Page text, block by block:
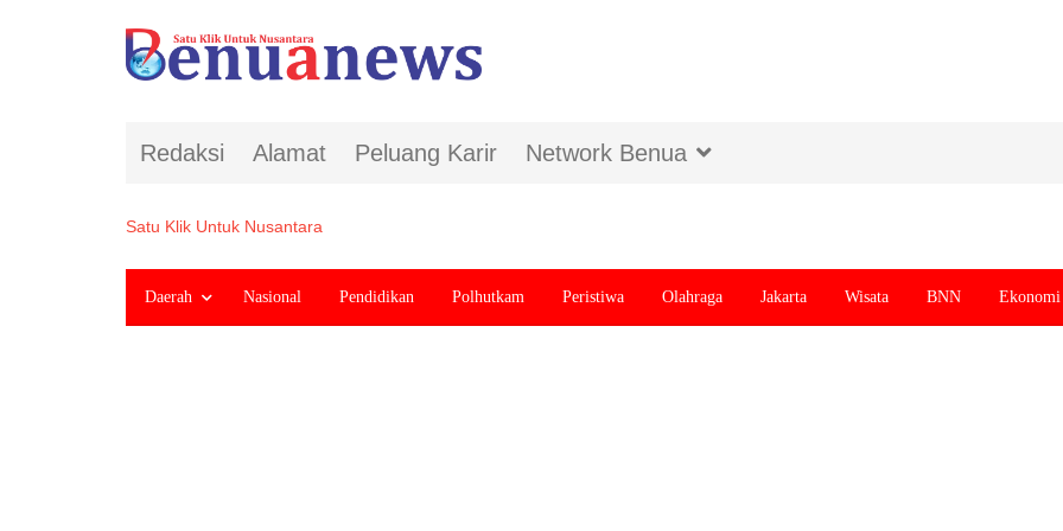
Redaksi Alamat Peluang Karir Network Benua
Satu Klik Untuk Nusantara
Daerah Nasional Pendidikan Polhutkam Peristiwa Olahraga Jakarta Wisata BNN Ekonomi